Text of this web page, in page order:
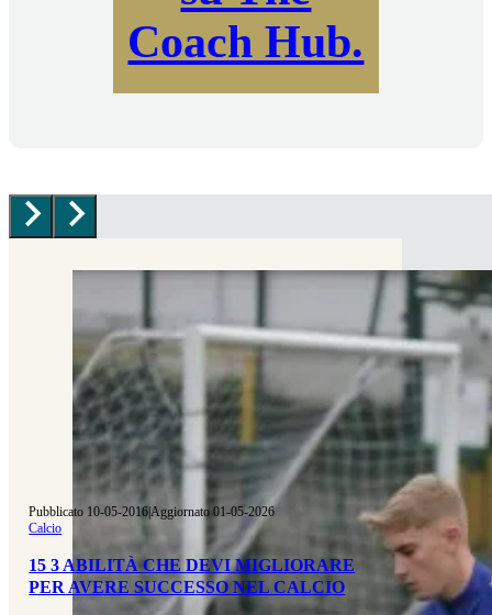
Coach Hub.
Pubblicato 10-05-2016|Aggiornato 01-05-2026
Calcio
15 3 ABILITÀ CHE DEVI MIGLIORARE
PER AVERE SUCCESSO NEL CALCIO